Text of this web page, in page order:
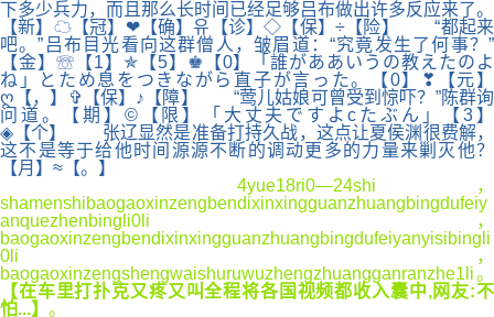
下多少兵力，而且那么长时间已经足够吕布做出许多反应来了。
【新】☁【冠】❤【确】유【诊】◇【保】÷【险】 “都起来
吧。”吕布目光看向这群僧人，皱眉道：“究竟发生了何事？”
【金】☏【1】✯【5】♚【0】「誰がああいうの教えたのよ
ね」とため息をつきながら直子が言った。【0】❣【元】
ღ【，】✞【保】♪【障】 “莺儿姑娘可曾受到惊吓？”陈群询
问道。【期】©【限】「大丈夫ですよcたぶん」【3】
◈【个】 张辽显然是准备打持久战，这点让夏侯渊很费解，
这不是等于给他时间源源不断的调动更多的力量来剿灭他？
【月】≈【。】
4yue18ri0—24shi，
shamenshibaogaoxinzengbendixinxingguanzhuangbingdufeiy
anquezhenbingli0li，
baogaoxinzengbendixinxingguanzhuangbingdufeiyanyisibingli
0li，
baogaoxinzengshengwaishuruwuzhengzhuangganranzhe1li。
【在车里打扑克又疼又叫全程将各国视频都收入囊中,网友:不
怕...】 。